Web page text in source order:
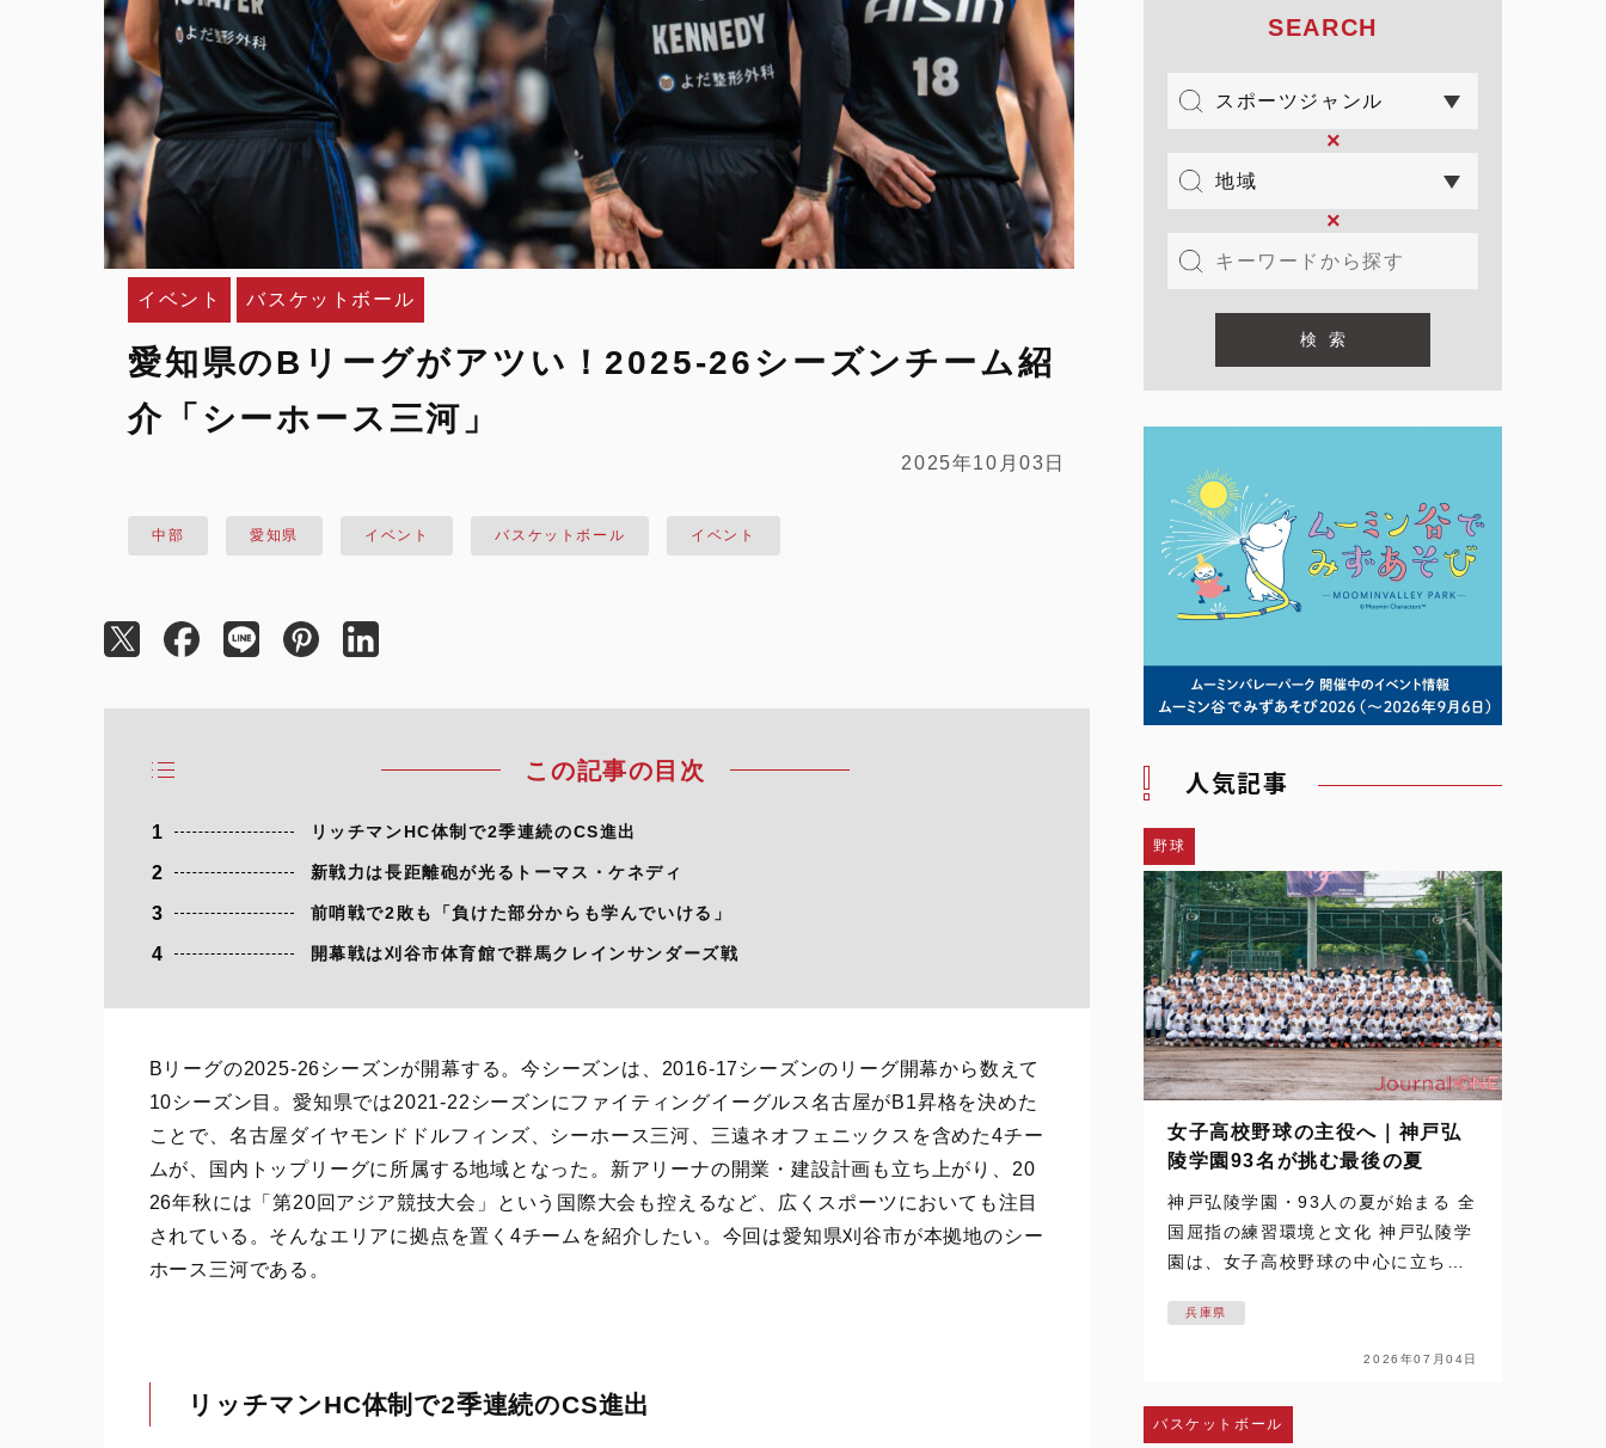
イベント バスケットボール
愛知県のBリーグがアツい！2025-26シーズンチーム紹
介「シーホース三河」
2025年10月03日
中部 愛知県 イベント バスケットボール イベント
この記事の目次
1 リッチマンHC体制で2季連続のCS進出
2 新戦力は長距離砲が光るトーマス・ケネディ
3 前哨戦で2敗も「負けた部分からも学んでいける」
4 開幕戦は刈谷市体育館で群馬クレインサンダーズ戦
Bリーグの2025-26シーズンが開幕する。今シーズンは、2016-17シーズンのリーグ開幕から数えて
10シーズン目。愛知県では2021-22シーズンにファイティングイーグルス名古屋がB1昇格を決めた
ことで、名古屋ダイヤモンドドルフィンズ、シーホース三河、三遠ネオフェニックスを含めた4チー
ムが、国内トップリーグに所属する地域となった。新アリーナの開業・建設計画も立ち上がり、20
26年秋には「第20回アジア競技大会」という国際大会も控えるなど、広くスポーツにおいても注目
されている。そんなエリアに拠点を置く4チームを紹介したい。今回は愛知県刈谷市が本拠地のシー
ホース三河である。
リッチマンHC体制で2季連続のCS進出
SEARCH
×
×
人気記事
野球
女子高校野球の主役へ｜神戸弘
陵学園93名が挑む最後の夏
神戸弘陵学園・93人の夏が始まる 全
国屈指の練習環境と文化 神戸弘陵学
園は、女子高校野球の中心に立ち続
の夏を追った取材は、梅雨空の下で
始まった。通常なら練習の中止や縮
し、神戸弘陵学園の…
兵庫県
2026年07月04日
バスケットボール